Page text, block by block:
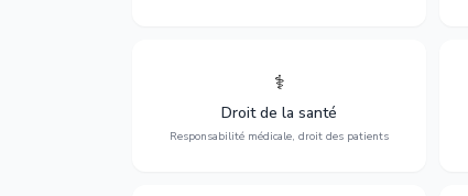
⚕️
Droit de la santé
Responsabilité médicale, droit des patients
Défense de vos droits médicaux : erreurs
médicales, responsabilité des praticiens
et indemnisation.